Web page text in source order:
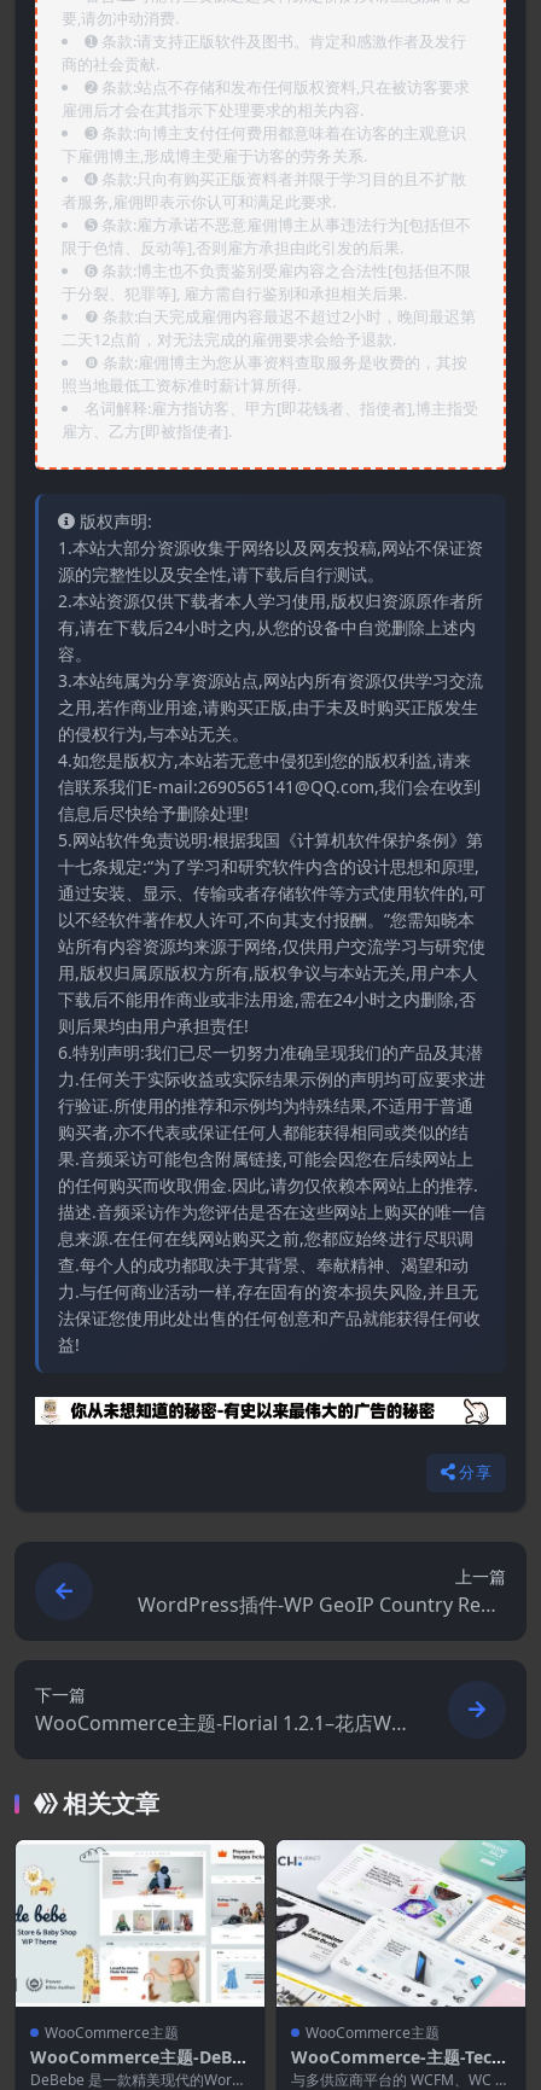
要,请勿冲动消费.
➊️ 条款:请支持正版软件及图书。肯定和感激作者及发行
商的社会贡献.
➋️ 条款:站点不存储和发布任何版权资料,只在被访客要求
雇佣后才会在其指示下处理要求的相关内容.
➌️ 条款:向博主支付任何费用都意味着在访客的主观意识
下雇佣博主,形成博主受雇于访客的劳务关系.
➍️ 条款:只向有购买正版资料者并限于学习目的且不扩散
者服务,雇佣即表示你认可和满足此要求.
➎ 条款:雇方承诺不恶意雇佣博主从事违法行为[包括但不
限于色情、反动等],否则雇方承担由此引发的后果.
➏️ 条款:博主也不负责鉴别受雇内容之合法性[包括但不限
于分裂、犯罪等], 雇方需自行鉴别和承担相关后果.
❼ 条款:白天完成雇佣内容最迟不超过2小时，晚间最迟第
二天12点前，对无法完成的雇佣要求会给予退款.
❽ 条款:雇佣博主为您从事资料查取服务是收费的，其按
照当地最低工资标准时薪计算所得.
名词解释:雇方指访客、甲方[即花钱者、指使者],博主指受
雇方、乙方[即被指使者].
版权声明:
1.本站大部分资源收集于网络以及网友投稿,网站不保证资
源的完整性以及安全性,请下载后自行测试。
2.本站资源仅供下载者本人学习使用,版权归资源原作者所
有,请在下载后24小时之内,从您的设备中自觉删除上述内
容。
3.本站纯属为分享资源站点,网站内所有资源仅供学习交流
之用,若作商业用途,请购买正版,由于未及时购买正版发生
的侵权行为,与本站无关。
4.如您是版权方,本站若无意中侵犯到您的版权利益,请来
信联系我们E-mail:2690565141@QQ.com,我们会在收到
信息后尽快给予删除处理!
5.网站软件免责说明:根据我国《计算机软件保护条例》第
十七条规定:“为了学习和研究软件内含的设计思想和原理,
通过安装、显示、传输或者存储软件等方式使用软件的,可
以不经软件著作权人许可,不向其支付报酬。”您需知晓本
站所有内容资源均来源于网络,仅供用户交流学习与研究使
用,版权归属原版权方所有,版权争议与本站无关,用户本人
下载后不能用作商业或非法用途,需在24小时之内删除,否
则后果均由用户承担责任!
6.特别声明:我们已尽一切努力准确呈现我们的产品及其潜
力.任何关于实际收益或实际结果示例的声明均可应要求进
行验证.所使用的推荐和示例均为特殊结果,不适用于普通
购买者,亦不代表或保证任何人都能获得相同或类似的结
果.音频采访可能包含附属链接,可能会因您在后续网站上
的任何购买而收取佣金.因此,请勿仅依赖本网站上的推荐.
描述.音频采访作为您评估是否在这些网站上购买的唯一信
息来源.在任何在线网站购买之前,您都应始终进行尽职调
查.每个人的成功都取决于其背景、奉献精神、渴望和动
力.与任何商业活动一样,存在固有的资本损失风险,并且无
法保证您使用此处出售的任何创意和产品就能获得任何收
益!
分享
上一篇
WordPress插件-WP GeoIP Country Redir
ect 4.3.0
下一篇
WooCommerce主题-Florial 1.2.1–花店Wo
oCommerce WordPress主题
相关文章
WooCommerce主题
WooCommerce主题-DeBe
be 9.0.0–儿童时尚电子商务
DeBebe 是一款精美现代的WordP
WooCommerce主题
WooCommerce-主题-Tech
market 1.5.1–多供应商平台
与多供应商平台的 WCFM、WC V